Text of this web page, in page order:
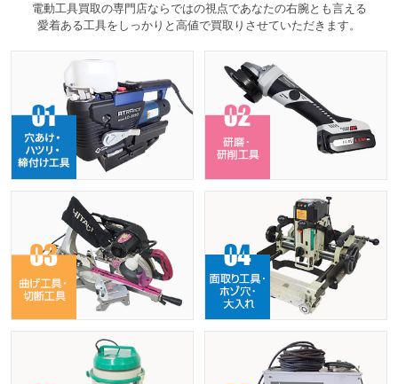
電動工具買取の専門店ならではの視点であなたの右腕とも言える
愛着ある工具をしっかりと高値で買取りさせていただきます。